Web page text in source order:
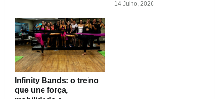
14 Julho, 2026
Infinity Bands: o treino
que une força,